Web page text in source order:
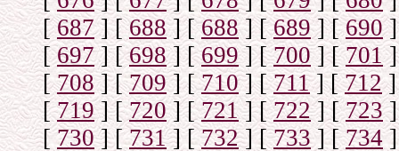
[687] [688] [688] [689] [690]
[697] [698] [699] [700] [701]
[708] [709] [710] [711] [712]
[719] [720] [721] [722] [723]
[730] [731] [732] [733] [734]